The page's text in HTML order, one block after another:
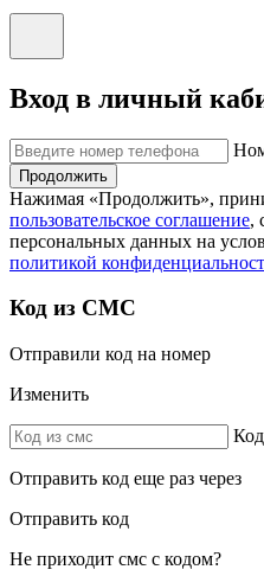
Вход в личный
Продолжить
Нажимая «Продолжить»,
пользовательское соглашение,
персональных данных на
политикой
Код из СМС
Отправили код на номер
Изменить
Отправить код еще раз через
Отправить код
Не приходит смс с кодом?